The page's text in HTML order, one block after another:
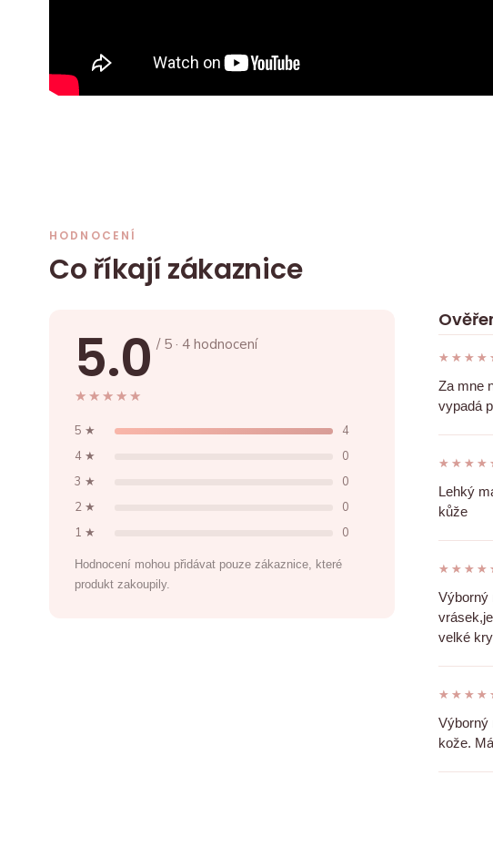
HODNOCENÍ
Co říkají zákaznice
5.0 / 5 · 4 hodnocení
★★★★★
★★★★★
5 ★
4
4 ★
0
3 ★
0
2 ★
0
1 ★
0
Hodnocení mohou přidávat pouze zákaznice, které
produkt zakoupily.
Za mne
vypadá
Lehký
kůže
Výborný
velké
Výborný
kože.